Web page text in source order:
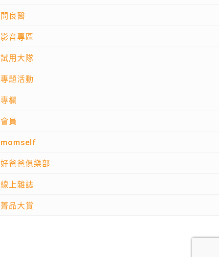
問良醫
影音專區
試用大隊
專題活動
專欄
會員
momself
好爸爸俱樂部
線上雜誌
菁品大賞